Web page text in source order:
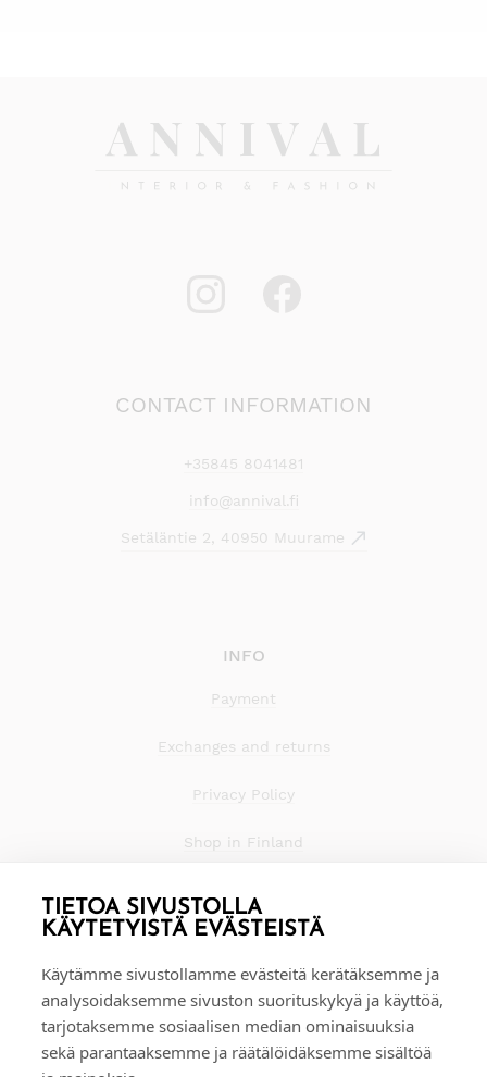
TIETOA SIVUSTOLLA
KÄYTETYISTÄ EVÄSTEISTÄ
Käytämme sivustollamme evästeitä kerätäksemme ja
analysoidaksemme sivuston suorituskykyä ja käyttöä,
tarjotaksemme sosiaalisen median ominaisuuksia
sekä parantaaksemme ja räätälöidäksemme sisältöä
CONTACT INFORMATION
+35845 8041481
info@annival.fi
Setäläntie 2, 40950 Muurame
INFO
Payment
Exchanges and returns
Privacy Policy
Shop in Finland